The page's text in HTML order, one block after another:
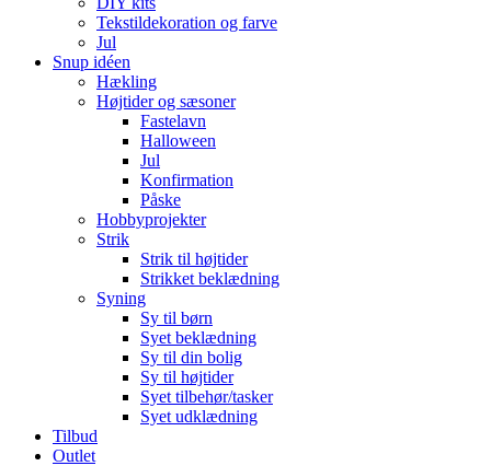
Tekstildekoration og farve
Jul
Snup idéen
Hækling
Højtider og sæsoner
Fastelavn
Halloween
Jul
Konfirmation
Påske
Hobbyprojekter
Strik
Strik til højtider
Strikket beklædning
Syning
Sy til børn
Syet beklædning
Sy til din bolig
Sy til højtider
Syet tilbehør/tasker
Syet udklædning
Tilbud
Outlet